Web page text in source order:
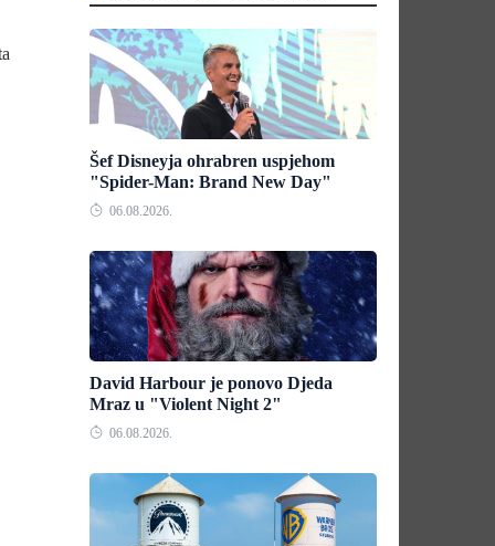
Šef Disneyja ohrabren uspjehom
"Spider-Man: Brand New Day"
06.08.2026.
David Harbour je ponovo Djeda
Mraz u "Violent Night 2"
06.08.2026.